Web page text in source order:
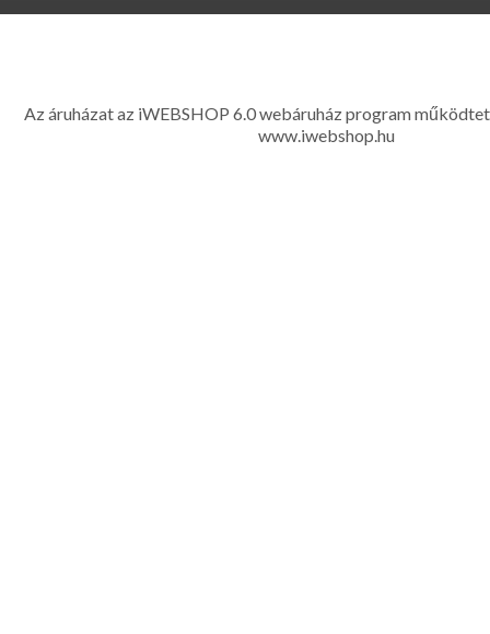
Az áruházat az iWEBSHOP 6.0 webáruház program
www.iwebshop.hu